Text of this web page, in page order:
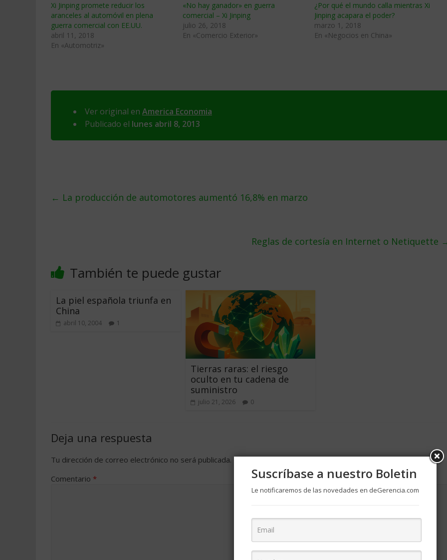
Xi Jinping promete reducir los
aranceles al automóvil en plena
guerra comercial con EE.UU.
abril 11, 2018
En «Automotriz»
«No hay ganador» en guerra
comercial – Xi Jinping
julio 26, 2018
En «Comercio Exterior»
¿Por qué el mundo calla mientras Xi
Jinping acapara el poder?
marzo 1, 2018
En «Negocios en China»
Ver original en America Economia
Publicado el lunes abril 8, 2013
← La producción de automotores aumentó 16,8% en marzo
Reglas de cortesía en Internet o Netiquette
También te puede gustar
La piel española triunfa en
China
abril 10, 2004 1
Tierras raras: el riesgo
oculto en tu cadena de
suministro
julio 21, 2026 0
Deja una respuesta
Tu dirección de correo electrónico no será publicada. Los campos obligatorios están marcados con*
Comentario * Suscríbase a nuestro Boletin
Le notificaremos de las novedades en deGerencia.com